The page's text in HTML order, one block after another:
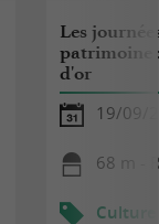
Les
patrimoine
d'or
19/09/
68 m -
Culture